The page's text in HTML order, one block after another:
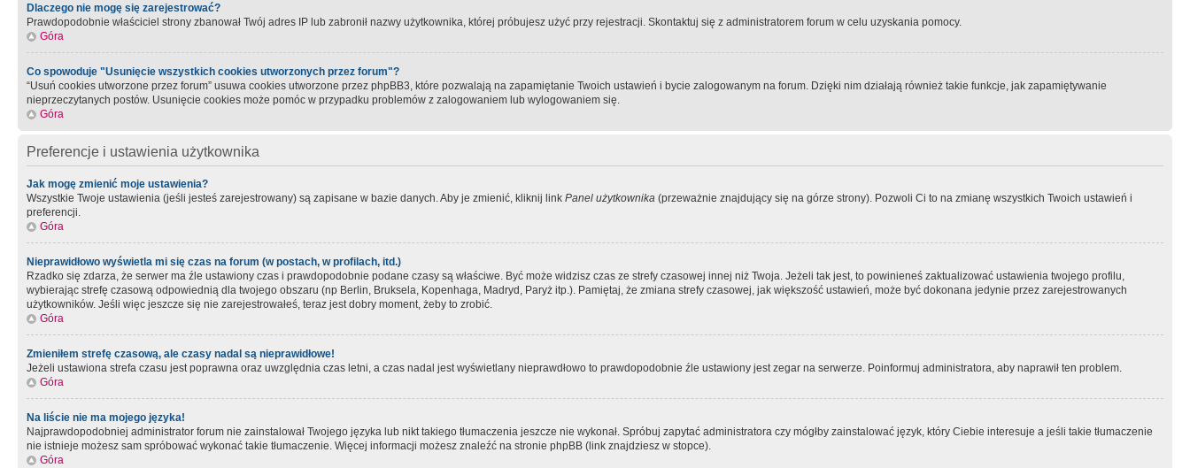
Dlaczego nie mogę się zarejestrować?
Prawdopodobnie właściciel strony zbanował Twój adres IP lub zabronił nazwy użytkownika, której próbujesz użyć przy rejestracji. Skontaktuj się z administratorem forum w celu uzyskania pomocy.
Góra
Co spowoduje "Usunięcie wszystkich cookies utworzonych przez forum"?
“Usuń cookies utworzone przez forum” usuwa cookies utworzone przez phpBB3, które pozwalają na zapamiętanie Twoich ustawień i bycie zalogowanym na forum. Dzięki nim działają również takie funkcje, jak zapamiętywanie
nieprzeczytanych postów. Usunięcie cookies może pomóc w przypadku problemów z zalogowaniem lub wylogowaniem się.
Góra
Preferencje i ustawienia użytkownika
Jak mogę zmienić moje ustawienia?
Wszystkie Twoje ustawienia (jeśli jesteś zarejestrowany) są zapisane w bazie danych. Aby je zmienić, kliknij link Panel użytkownika (przeważnie znajdujący się na górze strony). Pozwoli Ci to na zmianę wszystkich Twoich ustawień i
preferencji.
Góra
Nieprawidłowo wyświetla mi się czas na forum (w postach, w profilach, itd.)
Rzadko się zdarza, że serwer ma źle ustawiony czas i prawdopodobnie podane czasy są właściwe. Być może widzisz czas ze strefy czasowej innej niż Twoja. Jeżeli tak jest, to powinieneś zaktualizować ustawienia twojego profilu,
wybierając strefę czasową odpowiednią dla twojego obszaru (np Berlin, Bruksela, Kopenhaga, Madryd, Paryż itp.). Pamiętaj, że zmiana strefy czasowej, jak większość ustawień, może być dokonana jedynie przez zarejestrowanych
użytkowników. Jeśli więc jeszcze się nie zarejestrowałeś, teraz jest dobry moment, żeby to zrobić.
Góra
Zmieniłem strefę czasową, ale czasy nadal są nieprawidłowe!
Jeżeli ustawiona strefa czasu jest poprawna oraz uwzględnia czas letni, a czas nadal jest wyświetlany nieprawdłowo to prawdopodobnie źle ustawiony jest zegar na serwerze. Poinformuj administratora, aby naprawił ten problem.
Góra
Na liście nie ma mojego języka!
Najprawdopodobniej administrator forum nie zainstalował Twojego języka lub nikt takiego tłumaczenia jeszcze nie wykonał. Spróbuj zapytać administratora czy mógłby zainstalować język, który Ciebie interesuje a jeśli takie tłumaczenie
nie istnieje możesz sam spróbować wykonać takie tłumaczenie. Więcej informacji możesz znaleźć na stronie phpBB (link znajdziesz w stopce).
Góra